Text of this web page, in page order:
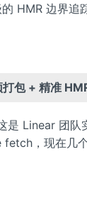
HMR 边界追
包 + 精准
是 Linear 团队
fetch，现在几